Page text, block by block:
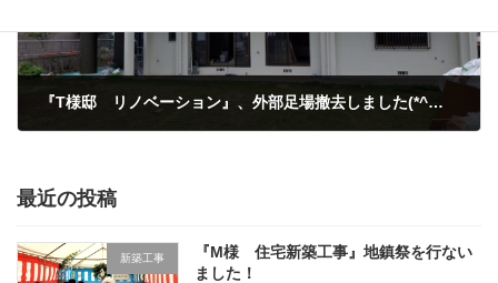
『T様邸 リノベーション』、外部足場撤去しました(*^▽^*)
最近の投稿
新築工事
『M様 住宅新築工事』地鎮祭を行ない
ました！